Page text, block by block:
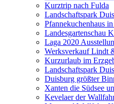
Kurztrip nach Fulda
Landschaftspark
Pfannekuchenhaus
Landesgartenschau
Laga 2020
Werksverkauf Lindt
Kurzurlaub im
Landschaftspark
Duisburg größter
Xanten die Südsee
Kevelaer der